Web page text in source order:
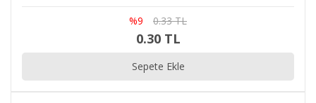
%9 0.33 TL
0.30 TL
Sepete Ekle